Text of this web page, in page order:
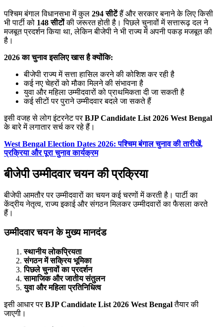
पश्चिम बंगाल विधानसभा में कुल 294 सीटेंहैं और सरकार बनाने के लिए किसी
भी पार्टी को 148 सीटोंकी जरूरत होती है। पिछले चुनावों में सत्तारूढ़ दल ने
मजबूत प्रदर्शन किया था, लेकिन बीजेपी ने भी राज्य में अपनी पकड़ मजबूत की
है।
2026 का चुनाव इसलिए खास है क्योंकि:
बीजेपी राज्य में सत्ता हासिल करने की कोशिश कर रही है
कई नए चेहरों को मौका मिलने की संभावना है
युवा और महिला उम्मीदवारों को प्राथमिकता दी जा सकती है
कई सीटों पर पुराने उम्मीदवार बदले जा सकते हैं
इसी वजह से लोग इंटरनेट परBJP Candidate List 2026 West Bengal
के बारे में लगातार सर्च कर रहे हैं।
West Bengal Election Dates 2026: पश्चिम बंगाल चुनाव की तारीखें,
प्रक्रिया और पूरा चुनाव कार्यक्रम
बीजेपी उम्मीदवार चयन की प्रक्रिया
बीजेपी आमतौर पर उम्मीदवारों का चयन कई चरणों में करती है। पार्टी का
केंद्रीय नेतृत्व, राज्य इकाई और संगठन मिलकर उम्मीदवारों का फैसला करते
हैं।
उम्मीदवार चयन के मुख्य मानदंड
स्थानीय लोकप्रियता
संगठन में सक्रिय भूमिका
पिछले चुनावों का प्रदर्शन
सामाजिक और जातीय संतुलन
युवा और महिला प्रतिनिधित्व
इसी आधार परBJP Candidate List 2026 West Bengalतैयार की
जाएगी।